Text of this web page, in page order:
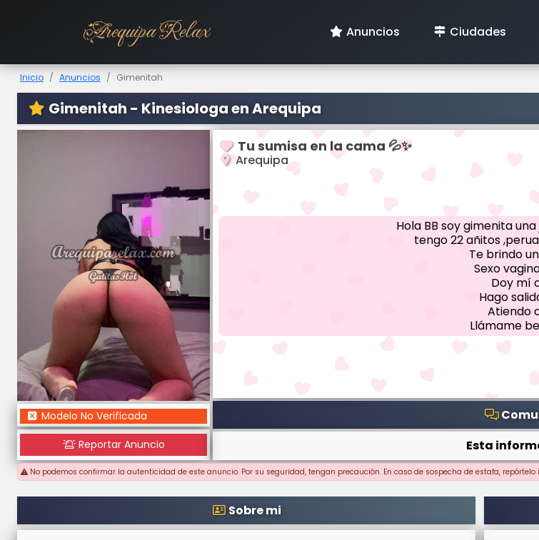
Arequipa Relax Anuncios Ciudades
Inicio Anuncios Gimenitah
Gimenitah - Kinesiologa en Arequipa
Modelo No Verificada
Reportar Anuncio
Tu sumisa en la cama 💦✨
Arequipa
Hola BB soy gimenita
tengo 22 añitos
Te brindo
Sexo
Doy mí
Hago
Atiendo
Llámame
Esta
No podemos confirmar la autenticidad de este anuncio. Por su seguridad, tengan precaución. En caso de sospecha de estafa,
Sobre mi